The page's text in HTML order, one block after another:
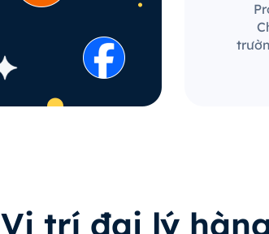
Vị trí đại lý